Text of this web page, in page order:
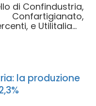
di Confindustria,
e Utilitalia...
la produzione